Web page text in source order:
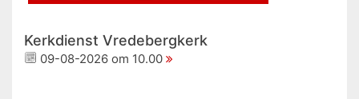
Kerkdienst Vredebergkerk
09-08-2026 om 10.00